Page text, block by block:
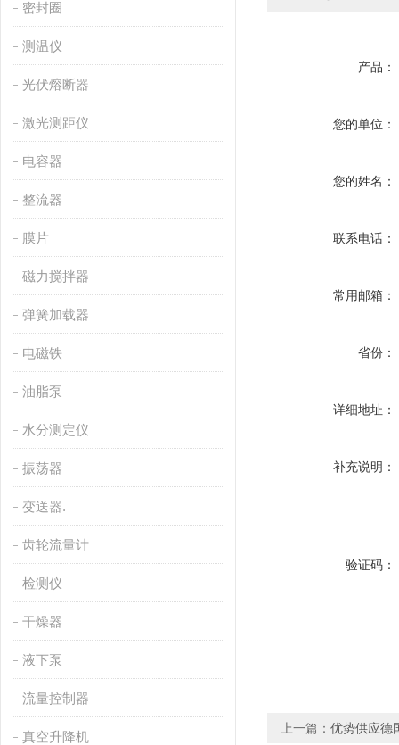
密封圈
测温仪
光伏熔断器
激光测距仪
电容器
整流器
膜片
磁力搅拌器
弹簧加载器
电磁铁
油脂泵
水分测定仪
振荡器
变送器.
齿轮流量计
检测仪
干燥器
液下泵
流量控制器
真空升降机
产品：
您的单位：
您的姓名：
联系电话：
常用邮箱：
省份：
详细地址：
补充说明：
验证码：
上一篇： 优势供应德